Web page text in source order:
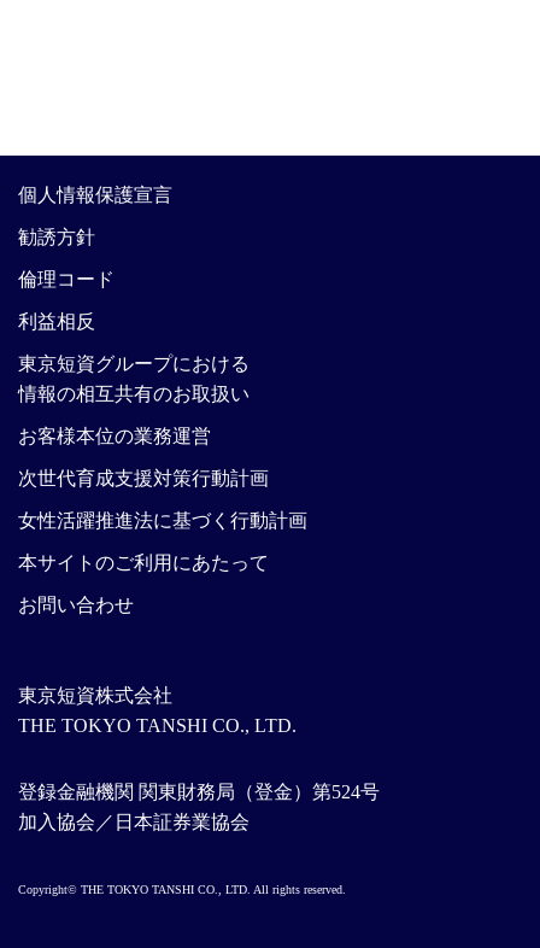
東京短資株式会社
THE TOKYO TANSHI CO., LTD.
登録金融機関 関東財務局（登金）第524号
加入協会／日本証券業協会
個人情報保護宣言
勧誘方針
倫理コード
利益相反
東京短資グループにおける
情報の相互共有のお取扱い
お客様本位の業務運営
次世代育成支援対策行動計画
女性活躍推進法に基づく行動計画
本サイトのご利用にあたって
お問い合わせ
Copyright© THE TOKYO TANSHI CO., LTD. All rights reserved.